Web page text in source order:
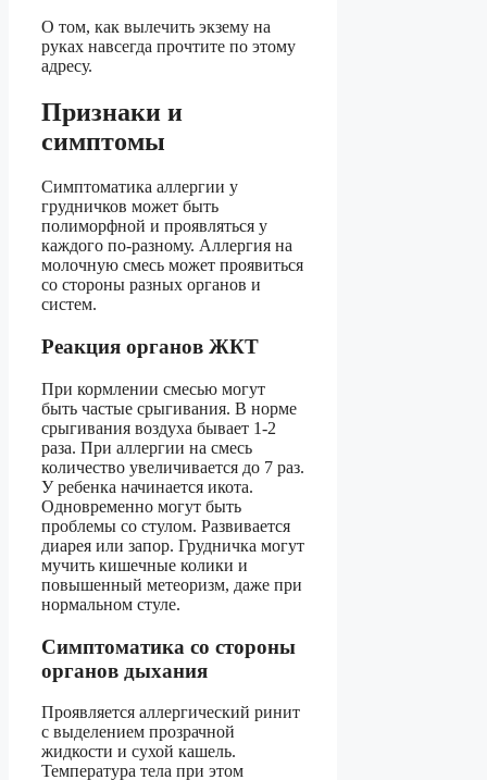
О том, как вылечить экзему на
руках навсегда прочтите по этому
адресу.
Признаки и
симптомы
Симптоматика аллергии у
грудничков может быть
полиморфной и проявляться у
каждого по-разному. Аллергия на
молочную смесь может проявиться
со стороны разных органов и
систем.
Реакция органов ЖКТ
При кормлении смесью могут
быть частые срыгивания. В норме
срыгивания воздуха бывает 1-2
раза. При аллергии на смесь
количество увеличивается до 7 раз.
У ребенка начинается икота.
Одновременно могут быть
проблемы со стулом. Развивается
диарея или запор. Грудничка могут
мучить кишечные колики и
повышенный метеоризм, даже при
нормальном стуле.
Симптоматика со стороны
органов дыхания
Проявляется аллергический ринит
с выделением прозрачной
жидкости и сухой кашель.
Температура тела при этом